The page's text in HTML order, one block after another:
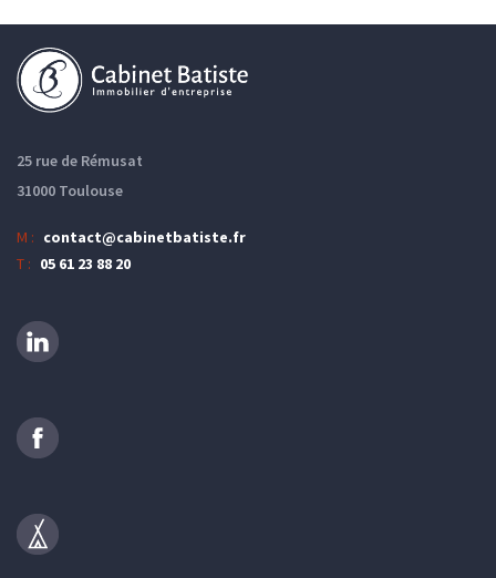
25 rue de Rémusat
31000 Toulouse
M : contact@cabinetbatiste.fr
T : 05 61 23 88 20